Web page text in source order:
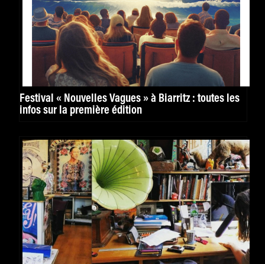
Festival « Nouvelles Vagues » à Biarritz : toutes les
infos sur la première édition